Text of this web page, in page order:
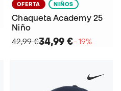
OFERTA NIÑOS
Chaqueta Academy 25
Niño
42,99 €34,99 €−19%